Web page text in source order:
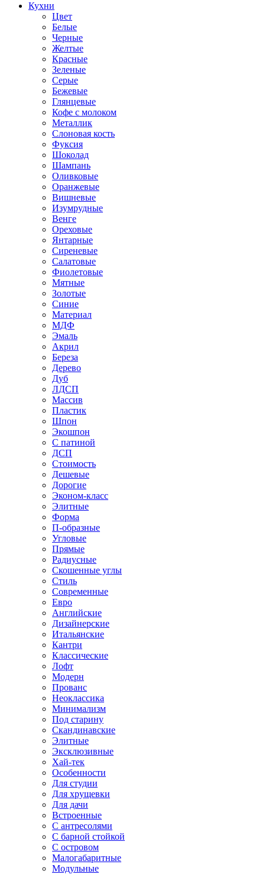
Кухни
Цвет
Белые
Черные
Желтые
Красные
Зеленые
Серые
Бежевые
Глянцевые
Кофе с молоком
Металлик
Слоновая кость
Фуксия
Шоколад
Шампань
Оливковые
Оранжевые
Вишневые
Изумрудные
Венге
Ореховые
Янтарные
Сиреневые
Салатовые
Фиолетовые
Мятные
Золотые
Синие
Материал
МДФ
Эмаль
Акрил
Береза
Дерево
Дуб
ЛДСП
Массив
Пластик
Шпон
Экошпон
С патиной
ДСП
Стоимость
Дешевые
Дорогие
Эконом-класс
Элитные
Форма
П-образные
Угловые
Прямые
Радиусные
Скошенные углы
Стиль
Современные
Евро
Английские
Дизайнерские
Итальянские
Кантри
Классические
Лофт
Модерн
Прованс
Неоклассика
Минимализм
Под старину
Скандинавские
Элитные
Эксклюзивные
Хай-тек
Особенности
Для студии
Для хрущевки
Для дачи
Встроенные
С антресолями
С барной стойкой
С островом
Малогабаритные
Модульные